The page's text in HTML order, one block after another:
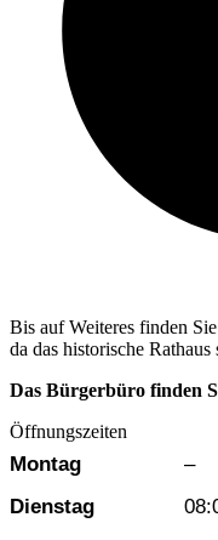
Bis auf Weiteres finden
da das historische
Das Bürgerbüro finden
Öffnungszeiten
Wochentag Vormittag
Montag –
Dienstag